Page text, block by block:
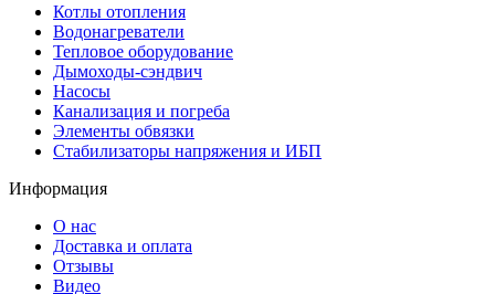
Котлы отопления
Водонагреватели
Тепловое оборудование
Дымоходы-сэндвич
Насосы
Канализация и погреба
Элементы обвязки
Стабилизаторы напряжения и ИБП
Информация
О нас
Доставка и оплата
Отзывы
Видео